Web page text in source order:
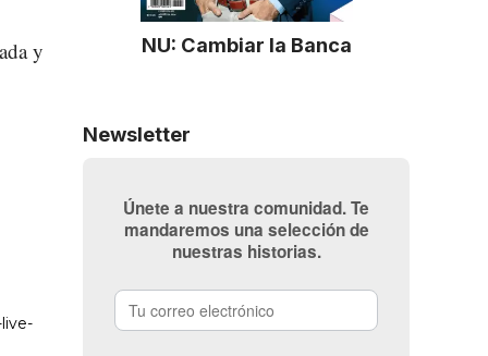
NU: Cambiar la Banca
Newsletter
Únete a nuestra comunidad. Te
mandaremos una selección de
nuestras historias.
y